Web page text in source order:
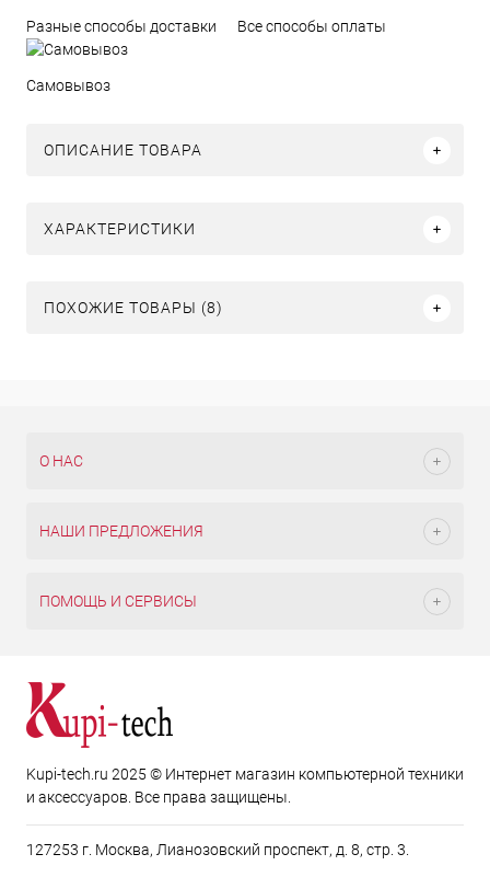
Разные способы доставки Все способы оплаты
Самовывоз
ОПИСАНИЕ ТОВАРА
ХАРАКТЕРИСТИКИ
ПОХОЖИЕ ТОВАРЫ (8)
О НАС
НАШИ ПРЕДЛОЖЕНИЯ
ПОМОЩЬ И СЕРВИСЫ
Kupi-tech.ru 2025 © Интернет магазин компьютерной техники
и аксессуаров. Все права защищены.
127253 г. Москва, Лианозовский проспект, д. 8, стр. 3.